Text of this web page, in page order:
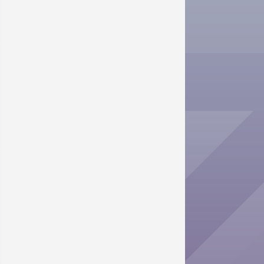
裡瘋玩《鬥破蒼穹-玄幻秘藏》
－玄幻秘藏》！